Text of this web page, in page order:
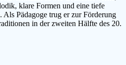
klare Formen und eine tiefe
Pädagoge trug er zur Förderung
in der zweiten Hälfte des 20.